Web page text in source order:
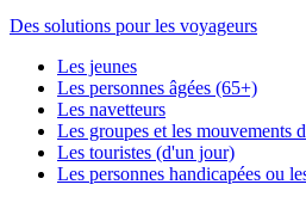
Des solutions pour les voyageurs
Les jeunes
Les personnes âgées (65+)
Les navetteurs
Les groupes et les mouvements
Les touristes (d'un jour)
Les personnes handicapées ou